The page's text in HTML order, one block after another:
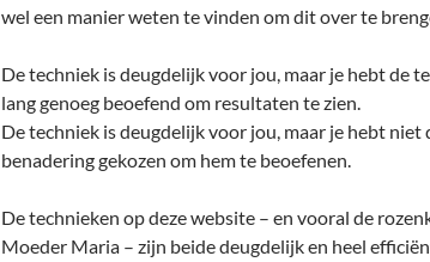
wel een manier weten te vinden om dit over te
De techniek is deugdelijk voor jou, maar je hebt de
lang genoeg beoefend om resultaten te zien.
De techniek is deugdelijk voor jou, maar je hebt niet
benadering gekozen om hem te beoefenen.
De technieken op deze website – en vooral de
Moeder Maria – zijn beide deugdelijk en heel